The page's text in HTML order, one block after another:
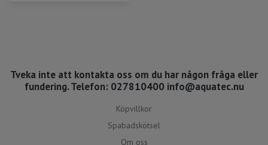
Tveka inte att kontakta oss om du har någon fråga eller
fundering. Telefon: 027810400 info@aquatec.nu
Köpvillkor
Spabadskötsel
Om oss